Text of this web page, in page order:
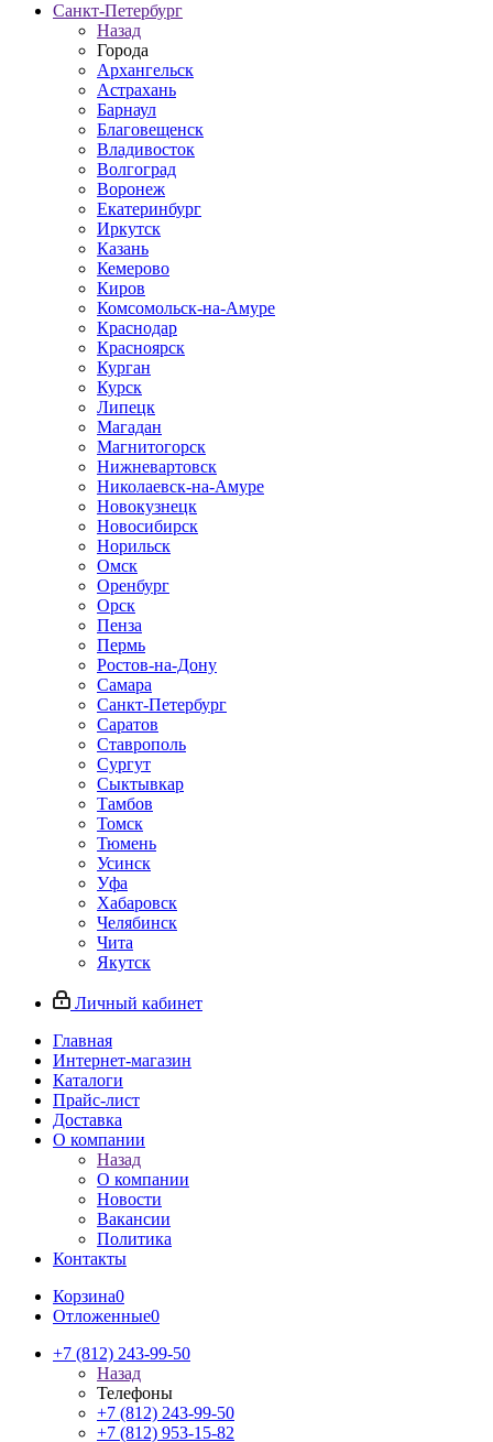
Санкт-Петербург
Назад
Города
Архангельск
Астрахань
Барнаул
Благовещенск
Владивосток
Волгоград
Воронеж
Екатеринбург
Иркутск
Казань
Кемерово
Киров
Комсомольск-на-Амуре
Краснодар
Красноярск
Курган
Курск
Липецк
Магадан
Магнитогорск
Нижневартовск
Николаевск-на-Амуре
Новокузнецк
Новосибирск
Норильск
Омск
Оренбург
Орск
Пенза
Пермь
Ростов-на-Дону
Самара
Санкт-Петербург
Саратов
Ставрополь
Сургут
Сыктывкар
Тамбов
Томск
Тюмень
Усинск
Уфа
Хабаровск
Челябинск
Чита
Якутск
Личный кабинет
Главная
Интернет-магазин
Каталоги
Прайс-лист
Доставка
О компании
Назад
О компании
Новости
Вакансии
Политика
Контакты
Корзина0
Отложенные0
+7 (812) 243-99-50
Назад
Телефоны
+7 (812) 243-99-50
+7 (812) 953-15-82